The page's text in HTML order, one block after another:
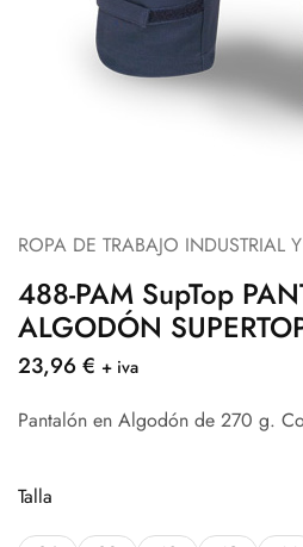
ROPA DE TRABAJO INDUSTRIAL
488-PAM SupTop
ALGODÓN
23,96€ + iva
Pantalón en Algodón de 270 g.
Talla